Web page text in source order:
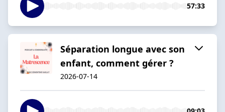
57:33
Séparation longue avec son
enfant, comment gérer ?
2026-07-14